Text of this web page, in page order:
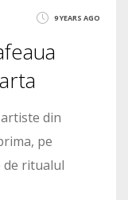
9 YEARS AGO
din
pe
de ritualul